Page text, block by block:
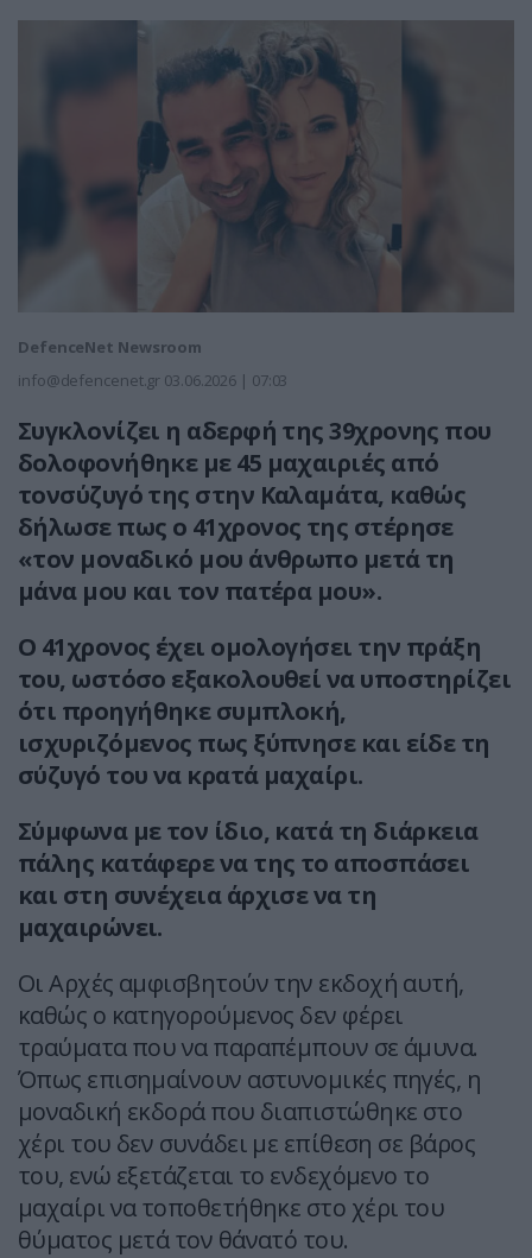
DefenceNet Newsroom
info@defencenet.gr 03.06.2026 | 07:03
Συγκλονίζει η αδερφή της 39χρονης που
δολοφονήθηκε με 45 μαχαιριές από
τονσύζυγό της στην Καλαμάτα, καθώς
δήλωσε πως ο 41χρονος της στέρησε
«τον μοναδικό μου άνθρωπο μετά τη
μάνα μου και τον πατέρα μου».
Ο 41χρονος έχει ομολογήσει την πράξη
του, ωστόσο εξακολουθεί να υποστηρίζει
ότι προηγήθηκε συμπλοκή,
ισχυριζόμενος πως ξύπνησε και είδε τη
σύζυγό του να κρατά μαχαίρι.
Σύμφωνα με τον ίδιο, κατά τη διάρκεια
πάλης κατάφερε να της το αποσπάσει
και στη συνέχεια άρχισε να τη
μαχαιρώνει.
Οι Αρχές αμφισβητούν την εκδοχή αυτή,
καθώς ο κατηγορούμενος δεν φέρει
τραύματα που να παραπέμπουν σε άμυνα.
Όπως επισημαίνουν αστυνομικές πηγές, η
μοναδική εκδορά που διαπιστώθηκε στο
χέρι του δεν συνάδει με επίθεση σε βάρος
του, ενώ εξετάζεται το ενδεχόμενο το
μαχαίρι να τοποθετήθηκε στο χέρι του
θύματος μετά τον θάνατό του.